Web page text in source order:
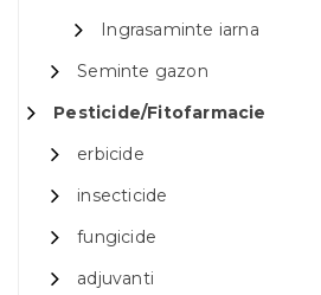
Ingrasaminte iarna
Seminte gazon
Pesticide/Fitofarmacie
erbicide
insecticide
fungicide
adjuvanti